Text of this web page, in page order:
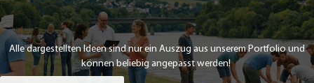
Alle dargestellten Ideen sind nur ein Auszug aus unserem Portfolio und
können beliebig angepasst werden!